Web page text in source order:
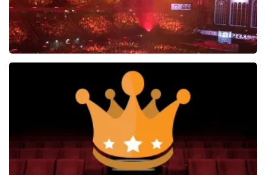
Vrienden Van Amstel Live
1252+reviews
BEKIJKEN